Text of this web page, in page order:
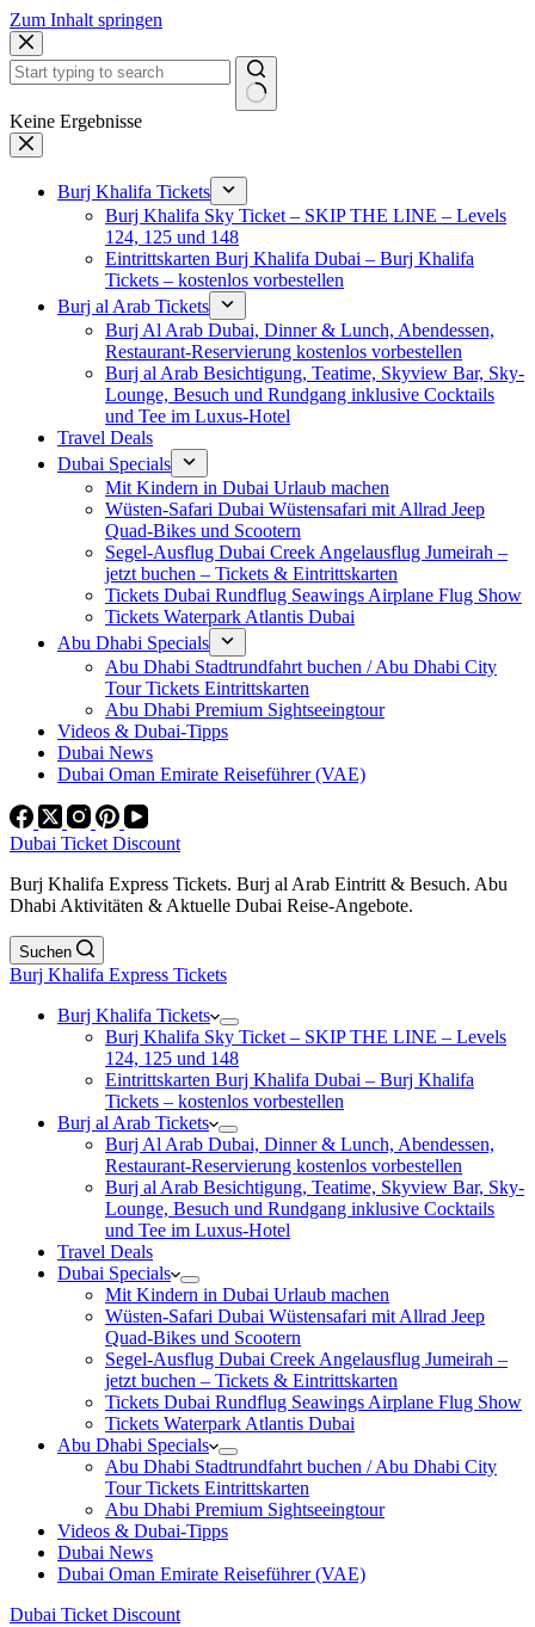
Zum Inhalt springen
Keine Ergebnisse
Burj Khalifa Tickets
Burj Khalifa Sky Ticket – SKIP THE LINE – Levels
124, 125 und 148
Eintrittskarten Burj Khalifa Dubai – Burj Khalifa
Tickets – kostenlos vorbestellen
Burj al Arab Tickets
Burj Al Arab Dubai, Dinner & Lunch, Abendessen,
Restaurant-Reservierung kostenlos vorbestellen
Burj al Arab Besichtigung, Teatime, Skyview Bar, Sky-
Lounge, Besuch und Rundgang inklusive Cocktails
und Tee im Luxus-Hotel
Travel Deals
Dubai Specials
Mit Kindern in Dubai Urlaub machen
Wüsten-Safari Dubai Wüstensafari mit Allrad Jeep
Quad-Bikes und Scootern
Segel-Ausflug Dubai Creek Angelausflug Jumeirah –
jetzt buchen – Tickets & Eintrittskarten
Tickets Dubai Rundflug Seawings Airplane Flug Show
Tickets Waterpark Atlantis Dubai
Abu Dhabi Specials
Abu Dhabi Stadtrundfahrt buchen / Abu Dhabi City
Tour Tickets Eintrittskarten
Abu Dhabi Premium Sightseeingtour
Videos & Dubai-Tipps
Dubai News
Dubai Oman Emirate Reiseführer (VAE)
Dubai Ticket Discount
Burj Khalifa Express Tickets. Burj al Arab Eintritt & Besuch. Abu
Dhabi Aktivitäten & Aktuelle Dubai Reise-Angebote.
Suchen
Burj Khalifa Express Tickets
Burj Khalifa Tickets
Burj Khalifa Sky Ticket – SKIP THE LINE – Levels
124, 125 und 148
Eintrittskarten Burj Khalifa Dubai – Burj Khalifa
Tickets – kostenlos vorbestellen
Burj al Arab Tickets
Burj Al Arab Dubai, Dinner & Lunch, Abendessen,
Restaurant-Reservierung kostenlos vorbestellen
Burj al Arab Besichtigung, Teatime, Skyview Bar, Sky-
Lounge, Besuch und Rundgang inklusive Cocktails
und Tee im Luxus-Hotel
Travel Deals
Dubai Specials
Mit Kindern in Dubai Urlaub machen
Wüsten-Safari Dubai Wüstensafari mit Allrad Jeep
Quad-Bikes und Scootern
Segel-Ausflug Dubai Creek Angelausflug Jumeirah –
jetzt buchen – Tickets & Eintrittskarten
Tickets Dubai Rundflug Seawings Airplane Flug Show
Tickets Waterpark Atlantis Dubai
Abu Dhabi Specials
Abu Dhabi Stadtrundfahrt buchen / Abu Dhabi City
Tour Tickets Eintrittskarten
Abu Dhabi Premium Sightseeingtour
Videos & Dubai-Tipps
Dubai News
Dubai Oman Emirate Reiseführer (VAE)
Dubai Ticket Discount